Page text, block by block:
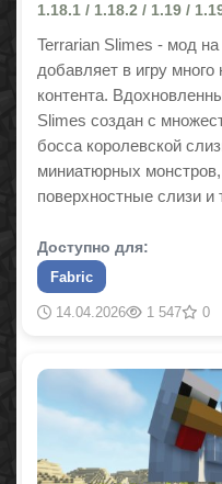
1.18.1 / 1.18.2 / 1.19 /
Terrarian Slimes - мод
добавляет в игру много
контента.
Slimes создан с
босса королевской
миниатюрных
поверхностные слизи и
Доступно для:
Fabric
14.04.2026 1 547 0